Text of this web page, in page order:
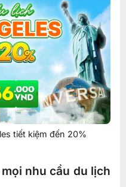
tiết kiệm đến 20%
nhu cầu du lịch